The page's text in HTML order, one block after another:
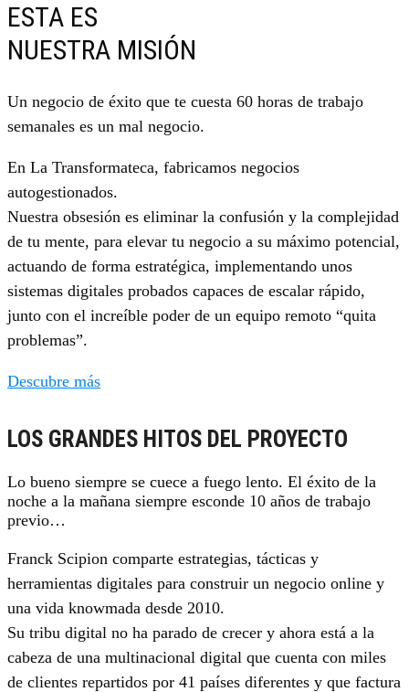
ESTA ES
NUESTRA MISIÓN
Un negocio de éxito que te cuesta 60 horas de trabajo
semanales es un mal negocio.
En La Transformateca, fabricamos negocios
autogestionados.
Nuestra obsesión es eliminar la confusión y la complejidad
de tu mente, para elevar tu negocio a su máximo potencial,
actuando de forma estratégica, implementando unos
sistemas digitales probados capaces de escalar rápido,
junto con el increíble poder de un equipo remoto “quita
problemas”.
Descubre más
LOS GRANDES HITOS DEL PROYECTO
Lo bueno siempre se cuece a fuego lento. El éxito de la
noche a la mañana siempre esconde 10 años de trabajo
previo…
Franck Scipion comparte estrategias, tácticas y
herramientas digitales para construir un negocio online y
una vida knowmada desde 2010.
Su tribu digital no ha parado de crecer y ahora está a la
cabeza de una multinacional digital que cuenta con miles
de clientes repartidos por 41 países diferentes y que factura